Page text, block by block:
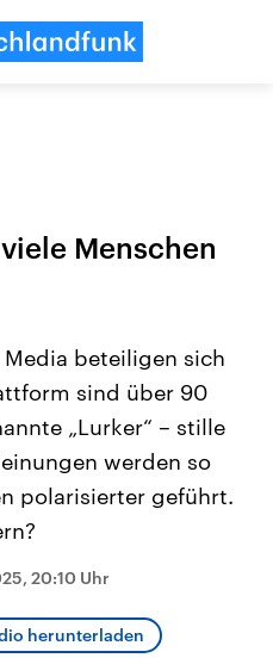
aus
USA
Aktuelle Beiträge,
Hintergründe
Wirtschaftlich und
gehören die Vereinigten
den mächtigsten Ländern
Menschen
beteiligen sich
sind über 90
„Lurker“ – stille
werden so
polarisierter geführt.
20:10 Uhr
herunterladen